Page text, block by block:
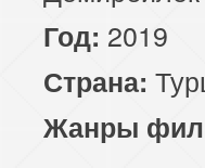
109 серия
113 серия
Год: 2019
Страна:
Жанры